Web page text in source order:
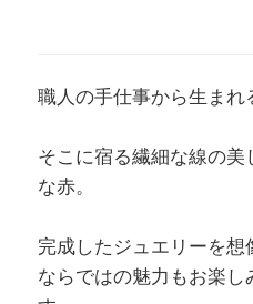
職人の手仕事から生まれ
そこに宿る繊細な線の
な赤。
完成したジュエリーを
ならではの魅力もお楽